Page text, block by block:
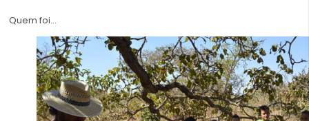
Quem foi…